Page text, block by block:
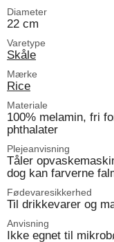
Diameter
22 cm
Varetype
Skåle
Mærke
Rice
Materiale
100% melamin, fri
phthalater
Plejeanvisning
Tåler
dog kan farverne
Fødevaresikkerhed
Til drikkevarer og
Anvisning
Ikke egnet til